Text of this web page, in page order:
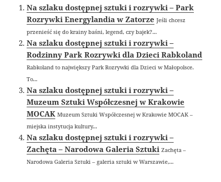
Na szlaku dostępnej sztuki i rozrywki – Park
Rozrywki Energylandia w Zatorze Jeśli chcesz
przenieść się do krainy baśni, legend, czy bajek?...
Na szlaku dostępnej sztuki i rozrywki –
Rodzinny Park Rozrywki dla Dzieci Rabkoland
Rabkoland to największy Park Rozrywki dla Dzieci w Małopolsce.
To...
Na szlaku dostępnej sztuki i rozrywki –
Muzeum Sztuki Współczesnej w Krakowie
MOCAK Muzeum Sztuki Współczesnej w Krakowie MOCAK –
miejska instytucja kultury...
Na szlaku dostępnej sztuki i rozrywki –
Zachęta – Narodowa Galeria Sztuki Zachęta –
Narodowa Galeria Sztuki – galeria sztuki w Warszawie,...